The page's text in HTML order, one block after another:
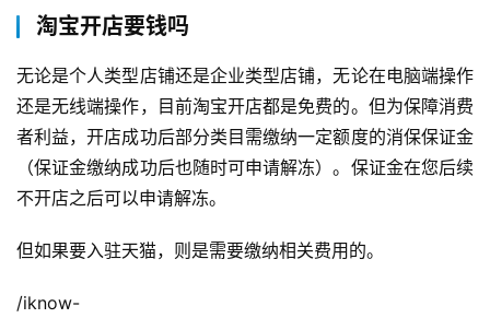
淘宝开店要钱吗
无论是个人类型店铺还是企业类型店铺，无论在电脑端操作
还是无线端操作，目前淘宝开店都是免费的。但为保障消费
者利益，开店成功后部分类目需缴纳一定额度的消保保证金
（保证金缴纳成功后也随时可申请解冻）。保证金在您后续
不开店之后可以申请解冻。
但如果要入驻天猫，则是需要缴纳相关费用的。
/iknow-